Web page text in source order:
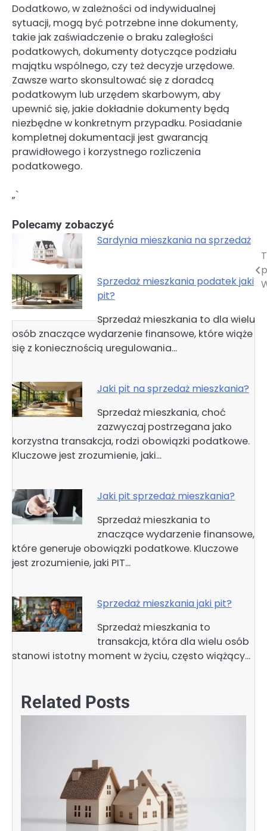
Dodatkowo, w zależności od indywidualnej
sytuacji, mogą być potrzebne inne dokumenty,
takie jak zaświadczenie o braku zaległości
podatkowych, dokumenty dotyczące podziału
majątku wspólnego, czy też decyzje urzędowe.
Zawsze warto skonsultować się z doradcą
podatkowym lub urzędem skarbowym, aby
upewnić się, jakie dokładnie dokumenty będą
niezbędne w konkretnym przypadku. Posiadanie
kompletnej dokumentacji jest gwarancją
prawidłowego i korzystnego rozliczenia
podatkowego.
„`
Polecamy zobaczyć
Sardynia mieszkania na sprzedaż
Sprzedaż mieszkania podatek jaki
pit?
Sprzedaż mieszkania to dla wielu
osób znaczące wydarzenie finansowe, które wiąże
się z koniecznością uregulowania…
Jaki pit na sprzedaż mieszkania?
Sprzedaż mieszkania, choć
zazwyczaj postrzegana jako
korzystna transakcja, rodzi obowiązki podatkowe.
Kluczowe jest zrozumienie, jaki…
Jaki pit sprzedaż mieszkania?
Sprzedaż mieszkania to
znaczące wydarzenie finansowe,
które generuje obowiązki podatkowe. Kluczowe
jest zrozumienie, jaki PIT…
Sprzedaż mieszkania jaki pit?
Sprzedaż mieszkania to
transakcja, która dla wielu osób
stanowi istotny moment w życiu, często wiążący…
Nawigacja
wpisu
Related Posts